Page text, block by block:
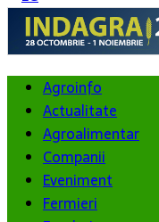
Agroinfo
Actualitate
Agroalimentar
Companii
Eveniment
Fermieri